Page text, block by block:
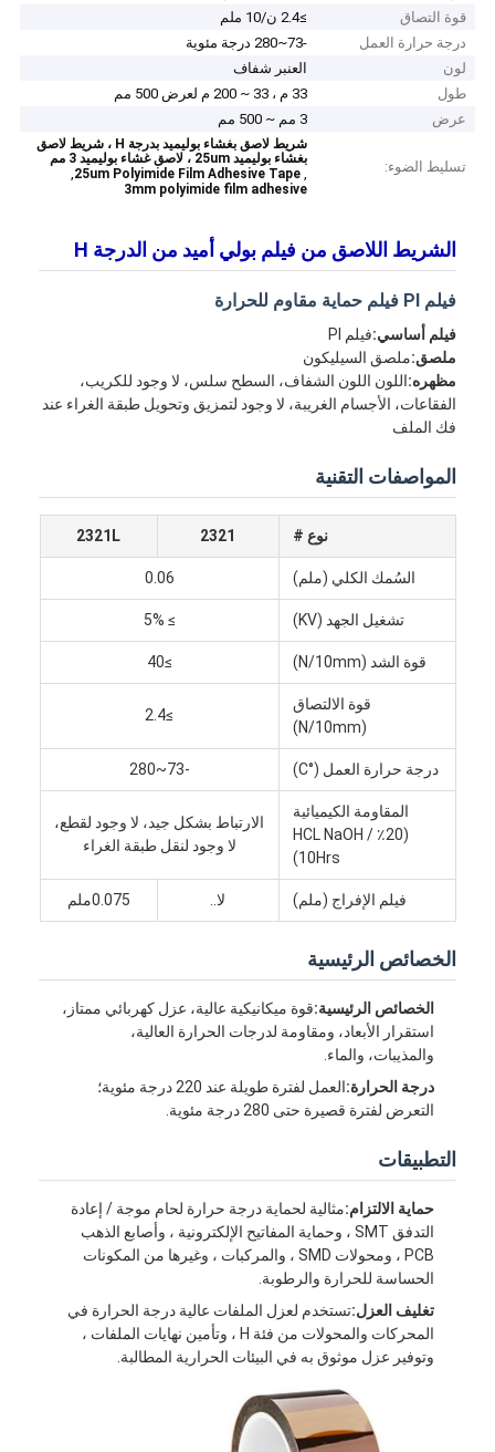
الصفحة الرئيسية
معلومات عنا
قوة التصاق
≥2.4 ن/10 ملم
درجة حرارة العمل
-73~280 درجة مئوية
لون
العنبر شفاف
طول
33 م ، 33 ~ 200 م لعرض 500 مم
عرض
3 مم ~ 500 مم
تسليط الضوء:
شريط لاصق بغشاء بوليميد بدرجة H ، شريط لاصق
بغشاء بوليميد 25um ، لاصق غشاء بوليميد 3 مم
,
25um Polyimide Film Adhesive Tape
,
3mm polyimide film adhesive
الشريط اللاصق من فيلم بولي أميد من الدرجة H
فيلم PI فيلم حماية مقاوم للحرارة
فيلم أساسي:فيلم PI
ملصق:ملصق السيليكون
مظهره:اللون اللون الشفاف، السطح سلس، لا وجود للكريب،
الفقاعات، الأجسام الغريبة، لا وجود لتمزيق وتحويل طبقة الغراء عند
فك الملف
المواصفات التقنية
نوع # 2321
2321L
السُمك الكلي (ملم) 0.06
تشغيل الجهد (KV) ≥ 5%
قوة الشد (N/10mm) ≥40
قوة الالتصاق
(N/10mm)
≥2.4
درجة حرارة العمل (°C) -73~280
المقاومة الكيميائية
(20٪ HCL NaOH /
10Hrs)
الارتباط بشكل جيد، لا وجود لقطع،
لا وجود لنقل طبقة الغراء
فيلم الإفراج (ملم) لا.. 0.075ملم
الخصائص الرئيسية
الخصائص الرئيسية:قوة ميكانيكية عالية، عزل كهربائي ممتاز،
استقرار الأبعاد، ومقاومة لدرجات الحرارة العالية،
والمذيبات، والماء.
درجة الحرارة:
العمل لفترة طويلة عند 220 درجة مئوية؛
التعرض لفترة قصيرة حتى 280 درجة مئوية.
التطبيقات
حماية الالتزام:مثالية لحماية درجة حرارة لحام موجة / إعادة
التدفق SMT ، وحماية المفاتيح الإلكترونية ، وأصابع الذهب
PCB ، ومحولات SMD ، والمركبات ، وغيرها من المكونات
الحساسة للحرارة والرطوبة.
تغليف العزل:تستخدم لعزل الملفات عالية درجة الحرارة في
المحركات والمحولات من فئة H ، وتأمين نهايات الملفات ،
وتوفير عزل موثوق به في البيئات الحرارية المطالبة.